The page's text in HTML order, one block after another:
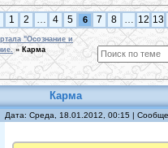
1 2 … 4 5 6 7 8 … 12 13
"Осознание и
» Карма
Карма
Дата: Среда, 18.01.2012, 00:15 |